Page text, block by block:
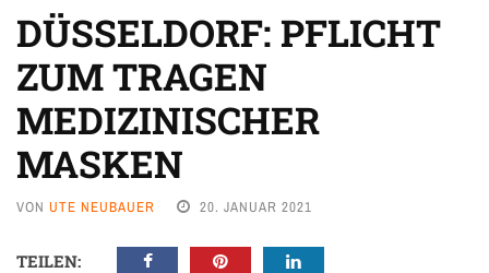
DÜSSELDORF: PFLICHT
ZUM TRAGEN
MEDIZINISCHER
MASKEN
VON UTE NEUBAUER 20. JANUAR 2021
TEILEN: